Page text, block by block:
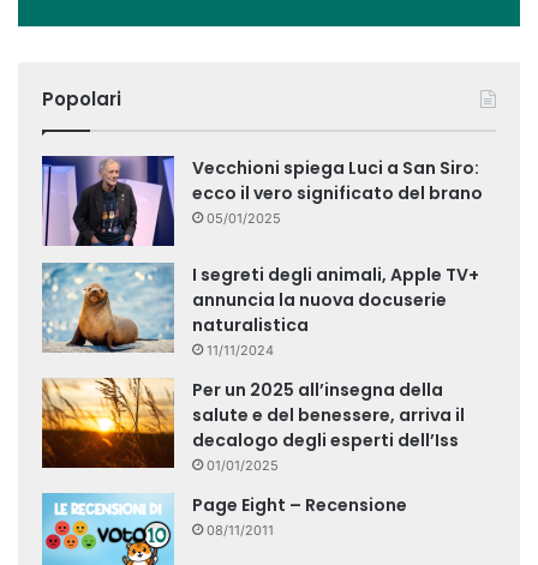
Popolari
Vecchioni spiega Luci a San Siro:
ecco il vero significato del brano
05/01/2025
I segreti degli animali, Apple TV+
annuncia la nuova docuserie
naturalistica
11/11/2024
Per un 2025 all’insegna della
salute e del benessere, arriva il
decalogo degli esperti dell’Iss
01/01/2025
Page Eight – Recensione
08/11/2011